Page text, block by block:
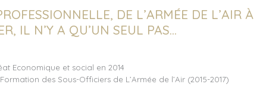
DE L’ARMÉE DE L’AIR À
IL N’Y A QU’UN SEUL PAS…
Economique et social en 2014
des Sous-Officiers de L’Armée de l’Air (2015-2017)